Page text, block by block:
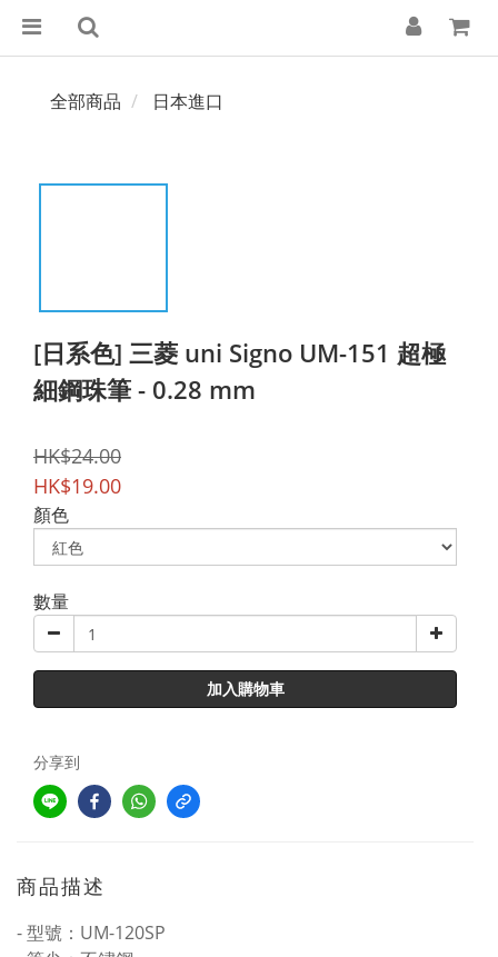
全部商品 日本進口
[日系色] 三菱 uni Signo UM-151 超極
細鋼珠筆 - 0.28 mm
HK$24.00
HK$19.00
顏色
數量
加入購物車
分享到
商品描述
- 型號：UM-120SP